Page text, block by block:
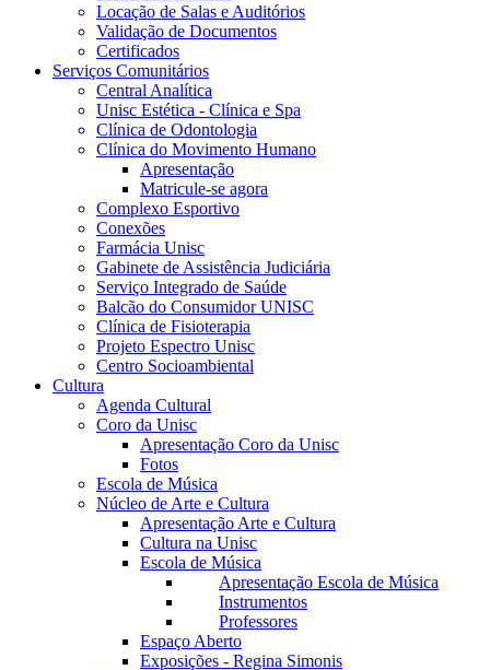
Locação de Salas e Auditórios
Validação de Documentos
Certificados
Serviços Comunitários
Central Analítica
Unisc Estética - Clínica e Spa
Clínica de Odontologia
Clínica do Movimento Humano
Apresentação
Matricule-se agora
Complexo Esportivo
Conexões
Farmácia Unisc
Gabinete de Assistência Judiciária
Serviço Integrado de Saúde
Balcão do Consumidor UNISC
Clínica de Fisioterapia
Projeto Espectro Unisc
Centro Socioambiental
Cultura
Agenda Cultural
Coro da Unisc
Apresentação Coro da Unisc
Fotos
Escola de Música
Núcleo de Arte e Cultura
Apresentação Arte e Cultura
Cultura na Unisc
Escola de Música
Apresentação Escola de Música
Instrumentos
Professores
Espaço Aberto
Exposições - Regina Simonis